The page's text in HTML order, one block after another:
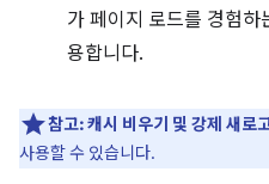
가 페이지 로드를 경험
용합니다.
참고:캐시 비우기 및 강제 새로
사용할 수 있습니다.